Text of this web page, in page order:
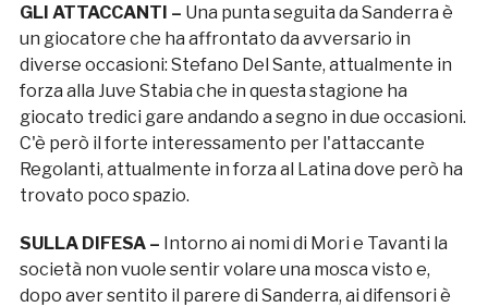
GLI ATTACCANTI – Una punta seguita da Sanderra è
un giocatore che ha affrontato da avversario in
diverse occasioni: Stefano Del Sante, attualmente in
forza alla Juve Stabia che in questa stagione ha
giocato tredici gare andando a segno in due occasioni.
C'è però il forte interessamento per l'attaccante
Regolanti, attualmente in forza al Latina dove però ha
trovato poco spazio.
SULLA DIFESA – Intorno ai nomi di Mori e Tavanti la
società non vuole sentir volare una mosca visto e,
dopo aver sentito il parere di Sanderra, ai difensori è